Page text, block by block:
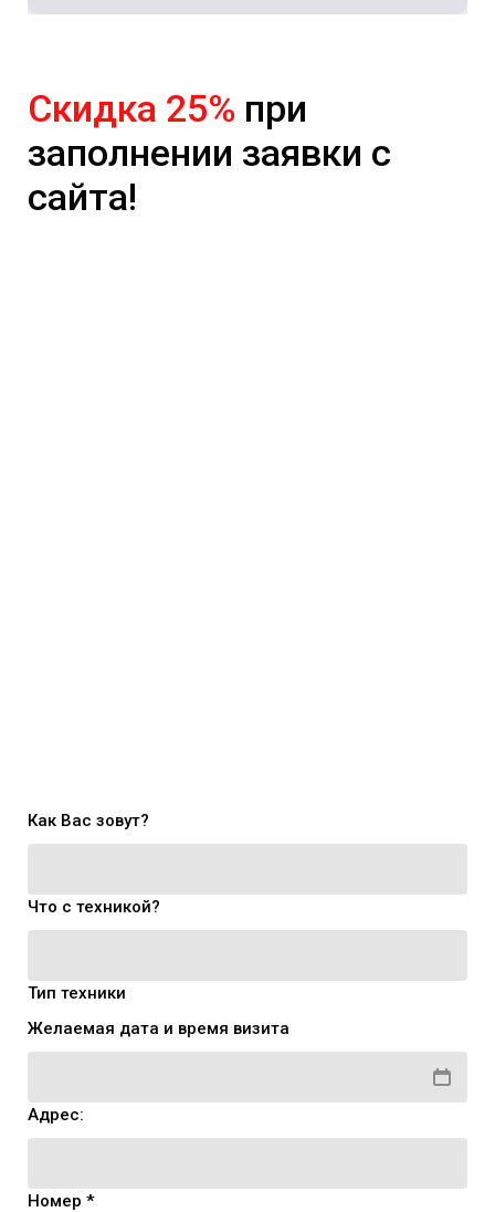
Как Вас зовут?
Что с техникой?
Тип техники
Желаемая дата и время визита
Адрес:
Номер *
Скидка 25% при
заполнении заявки с
сайта!